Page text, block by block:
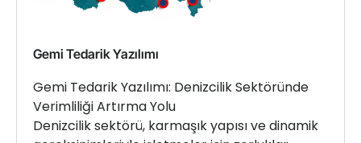
Gemi Tedarik Yazılımı
Gemi Tedarik Yazılımı: Denizcilik Sektöründe
Verimliliği Artırma Yolu
Denizcilik sektörü, karmaşık yapısı ve dinamik